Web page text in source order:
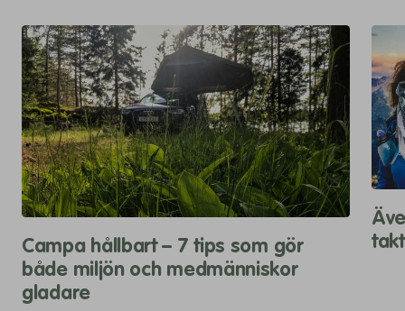
Campa hållbart – 7 tips som gör
både miljön och medmänniskor
gladare